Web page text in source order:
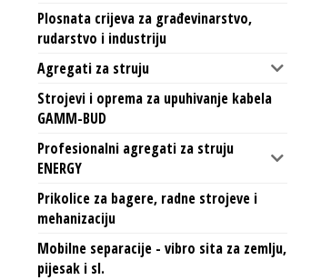
Plosnata crijeva za građevinarstvo,
rudarstvo i industriju
Agregati za struju
Strojevi i oprema za upuhivanje kabela
GAMM-BUD
Profesionalni agregati za struju
ENERGY
Prikolice za bagere, radne strojeve i
mehanizaciju
Mobilne separacije - vibro sita za zemlju,
pijesak i sl.